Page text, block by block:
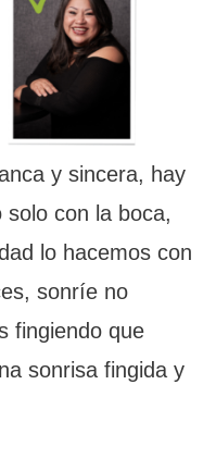
y sincera, hay
con la boca,
lo hacemos con
sonríe no
fingiendo que
sonrisa fingida y